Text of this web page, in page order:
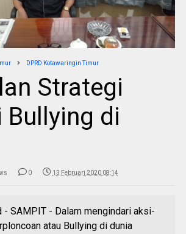
DPRD Kotawaringin Timur
Strategi
Bullying di
0 13 Februari 2020 08:14
- SAMPIT - Dalam mengindari aksi-
atau Bullying di dunia